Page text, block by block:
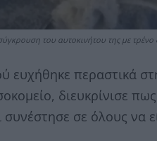
του αυτοκινήτου της με
ευχήθηκε περαστικά
διευκρίνισε πως
συνέστησε σε όλους να